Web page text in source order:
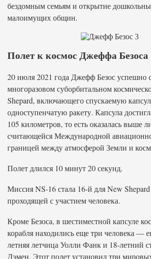
бездомным семьям и открытие
малоимущих общин.
Полет к космос Джеффа Безоса
20 июля 2021 года Джефф Безос успешно
многоразовом суборбитальном
Shepard, включающего спускаемую
одноступенчатую ракету. Капсула
105 километров, то есть оказалась выше
считающейся Международной
границей между атмосферой Земли и
Полет длился 10 минут 20 секунд.
Миссия NS-16 стала 16-й для New
проходящей с участием человека.
Кроме Безоса, в шестиместной капсуле
корабля находились еще три человека —
летняя летчица Уолли Фанк и 18-летний
Дэмен. Этот полет установил три